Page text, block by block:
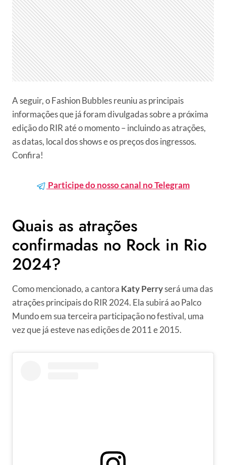
A seguir, o Fashion Bubbles reuniu as principais
informações que já foram divulgadas sobre a próxima
edição do RIR até o momento – incluindo as atrações,
as datas, local dos shows e os preços dos ingressos.
Confira!
Participe do nosso canal no Telegram
Quais as atrações
confirmadas no Rock in Rio
2024?
Como mencionado, a cantora Katy Perryserá uma das
atrações principais do RIR 2024. Ela subirá ao Palco
Mundo em sua terceira participação no festival, uma
vez que já esteve nas edições de 2011 e 2015.